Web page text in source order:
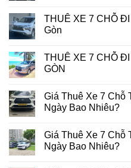
Quyết
Tối
Ưu
Gaming
Nghiệm
Chơi
Slot
Di
Động
16
CHỖ
ĐI
ĐEN
GIÁ
RẺ
GÒN
bình
luận
ở
16
CHỖ
ĐI
GIÁ
RẺ
TẠI
THUÊ XE 7 CHỖ
Gòn
bình
luận
ở
7
CHỖ
ĐI
GIÁ
RẺ
TẠI
THUÊ XE 7 CHỖ
GÒN
bình
luận
ở
7
CHỖ
ĐI
Giá Thuê Xe 7 Chỗ
Ngày Bao Nhiêu?
bình
luận
ở
Giá Thuê Xe 7 Chỗ
Ngày Bao Nhiêu?